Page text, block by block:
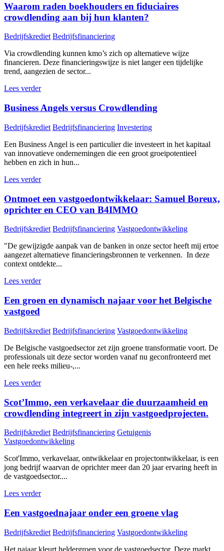
Waarom raden boekhouders en fiduciaires
crowdlending aan bij hun klanten?
Bedrijfskrediet Bedrijfsfinanciering
Via crowdlending kunnen kmo’s zich op alternatieve wijze
financieren. Deze financieringswijze is niet langer een tijdelijke
trend, aangezien de sector...
Lees verder
Business Angels versus Crowdlending
Bedrijfskrediet Bedrijfsfinanciering Investering
Een Business Angel is een particulier die investeert in het kapitaal
van innovatieve ondernemingen die een groot groeipotentieel
hebben en zich in hun...
Lees verder
Ontmoet een vastgoedontwikkelaar: Samuel Boreux,
oprichter en CEO van B4IMMO
Bedrijfskrediet Bedrijfsfinanciering Vastgoedontwikkeling
"De gewijzigde aanpak van de banken in onze sector heeft mij ertoe
aangezet alternatieve financieringsbronnen te verkennen. In deze
context ontdekte...
Lees verder
Een groen en dynamisch najaar voor het Belgische
vastgoed
Bedrijfskrediet Bedrijfsfinanciering Vastgoedontwikkeling
De Belgische vastgoedsector zet zijn groene transformatie voort. De
professionals uit deze sector worden vanaf nu geconfronteerd met
een hele reeks milieu-,...
Lees verder
Scot’Immo, een verkavelaar die duurzaamheid en
crowdlending integreert in zijn vastgoedprojecten.
Bedrijfskrediet Bedrijfsfinanciering Getuigenis
Vastgoedontwikkeling
Scot'Immo, verkavelaar, ontwikkelaar en projectontwikkelaar, is een
jong bedrijf waarvan de oprichter meer dan 20 jaar ervaring heeft in
de vastgoedsector....
Lees verder
Een vastgoednajaar onder een groene vlag
Bedrijfskrediet Bedrijfsfinanciering Vastgoedontwikkeling
Het najaar kleurt heldergroen voor de vastgoedsector. Deze markt